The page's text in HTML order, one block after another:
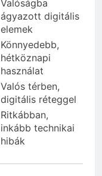
Valóságba
ágyazott digitális
elemek
Könnyedebb,
hétköznapi
használat
Valós térben,
digitális réteggel
Ritkábban,
inkább technikai
hibák